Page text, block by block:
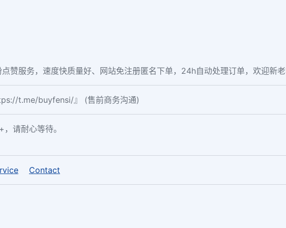
赞服务，速度快质量好、网站免注册匿名下单，24h自动处理订单，欢迎新老
t.me/buyfensi/』 (售前商务沟通)
请耐心等待。
Contact